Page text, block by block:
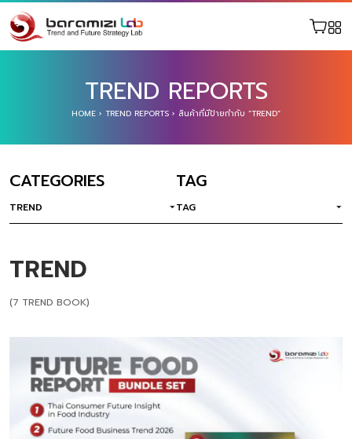
TREND REPORTS
HOME › TREND REPORTS › สินค้าที่มีป้ายกำกับ “TREND”
CATEGORIES
TREND
TAG
TAG
TREND
(7 TREND BOOK)